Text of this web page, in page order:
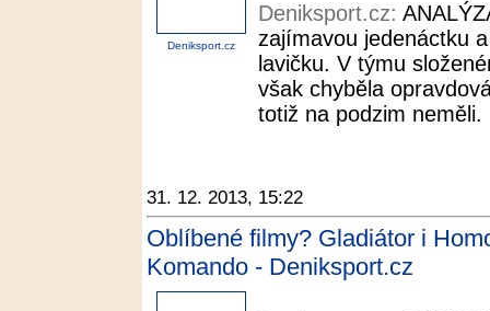
Deniksport.cz
Deniksport.cz:
zajímavou jedenáctku
lavičku. V týmu
však chyběla
totiž na podzim
31. 12. 2013, 15:22
Oblíbené filmy? Gladiátor i
Komando - Deniksport.cz